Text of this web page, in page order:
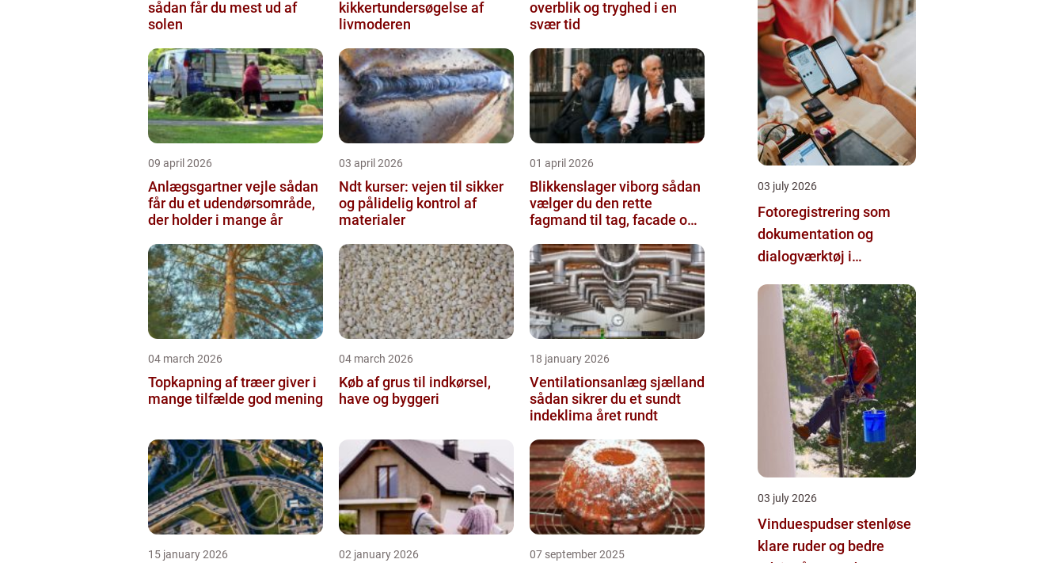
sådan får du mest ud af
solen
kikkertundersøgelse af
livmoderen
overblik og tryghed i en
svær tid
09 april 2026
Anlægsgartner vejle sådan
får du et udendørsområde,
der holder i mange år
03 april 2026
Ndt kurser: vejen til sikker
og pålidelig kontrol af
materialer
01 april 2026
Blikkenslager viborg sådan
vælger du den rette
fagmand til tag, facade og
04 march 2026
Topkapning af træer giver i
mange tilfælde god mening
04 march 2026
Køb af grus til indkørsel,
have og byggeri
18 january 2026
Ventilationsanlæg sjælland
sådan sikrer du et sundt
indeklima året rundt
15 january 2026 02 january 2026 07 september 2025
03 july 2026
Fotoregistrering som
dokumentation og
dialogværktøj i
03 july 2026
Vinduespudser stenløse
klare ruder og bedre